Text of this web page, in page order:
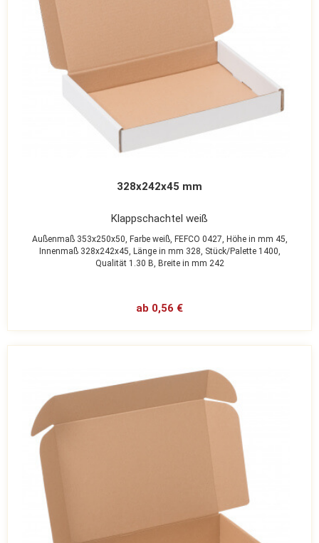
328x242x45 mm
Klappschachtel weiß
Außenmaß 353x250x50, Farbe weiß, FEFCO 0427, Höhe in mm 45,
Innenmaß 328x242x45, Länge in mm 328, Stück/Palette 1400,
Qualität 1.30 B, Breite in mm 242
ab 0,56 €